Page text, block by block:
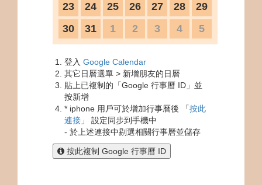
23
24 25 26 27 28
29
30
31 1 2 3 4 5
登入 Google Calendar
其它日曆選單 > 新增朋友的日曆
貼上已複制的「Google 行事曆 ID」並
按新增
* iphone 用戶可於增加行事曆後 「按此
連接 」 設定同步到手機中
- 於上述連接中剔選相關行事曆並儲存
按此複制 Google 行事曆 ID